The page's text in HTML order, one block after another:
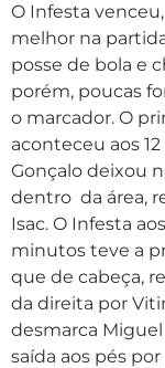
O Infesta
melhor na
posse de bola e
porém, poucas
o marcador. O
aconteceu aos
Gonçalo deixou
dentro da área,
Isac. O Infesta
minutos teve a
que de cabeça,
da direita por
desmarca
saída aos pés